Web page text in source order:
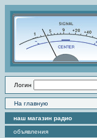
Логин
На главную
наш магазин радио
объявления